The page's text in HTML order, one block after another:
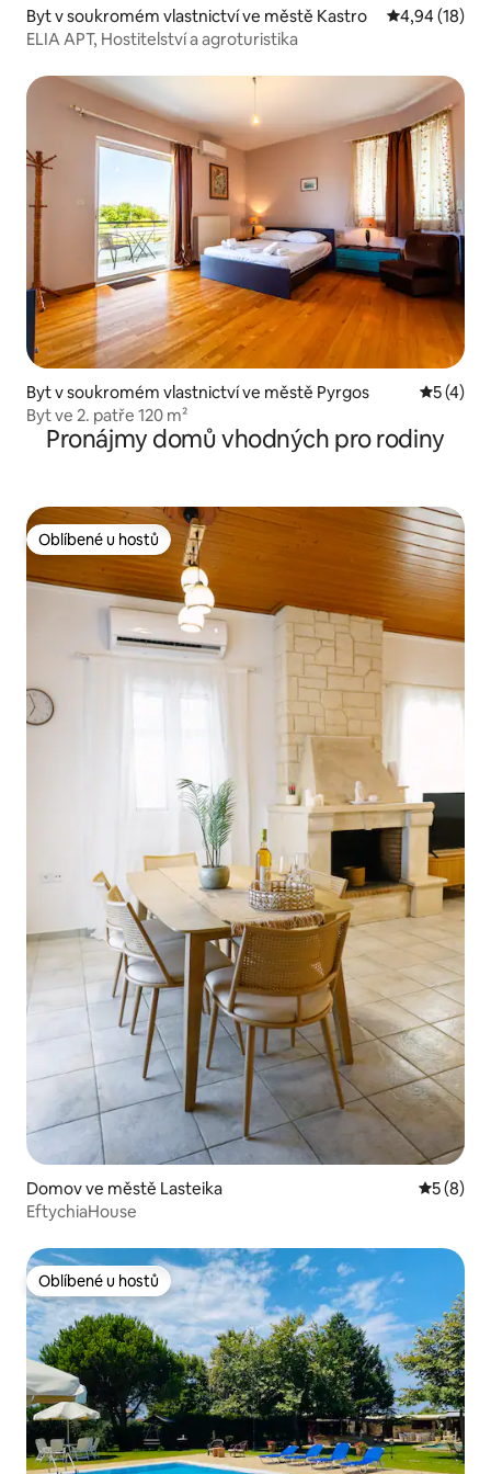
Byt v soukromém vlastnictví ve městě Kastro Průměrné
4,94 (18)
ELIA APT, Hostitelství a agroturistika
Byt v soukromém vlastnictví ve městě Pyrgos
5 (4)
Byt ve 2. patře 120 m²
Pronájmy domů vhodných pro rodiny
Oblíbené u hostů
Oblíbené u hostů
Domov ve městě Lasteika
5 (8)
EftychiaHouse
Oblíbené u hostů
Oblíbené u hostů